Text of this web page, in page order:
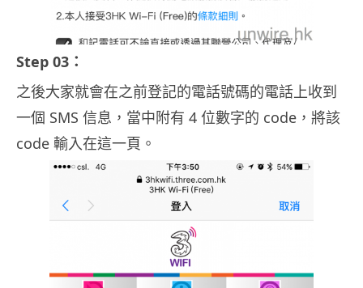
Step 03：
之後大家就會在之前登記的電話號碼的電話上收到
一個 SMS 信息，當中附有 4 位數字的 code，將該
code 輸入在這一頁。